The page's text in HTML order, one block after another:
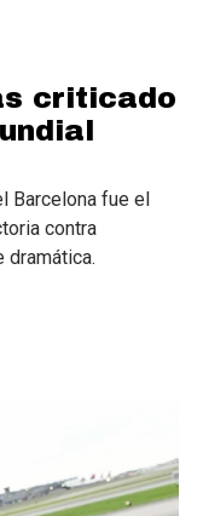
criticado
Barcelona fue el
contra
dramática.